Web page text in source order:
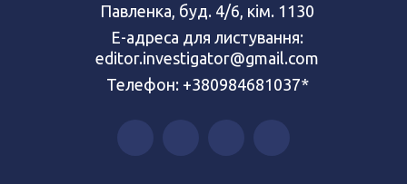
Павленка, буд. 4/6, кім. 1130
Е-адреса для листування:
editor.investigator@gmail.com
Телефон: +380984681037*